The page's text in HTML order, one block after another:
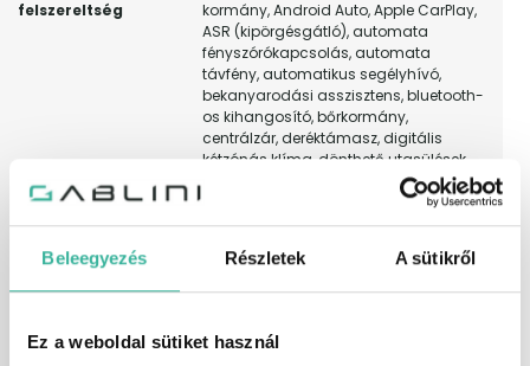
Beleegyezés Részletek A sütikről
Ez a weboldal sütiket használ
felszereltség
kormány, Android Auto, Apple CarPlay,
ASR (kipörgésgátló), automata
fényszórókapcsolás, automata
távfény, automatikus segélyhívó,
bekanyarodási asszisztens, bluetooth-
os kihangosító, bőrkormány,
centrálzár, deréktámasz, digitális
kétzónás klíma, dönthető utasülések,
EBD/EBV (elektronikus fékerő-elosztó),
elektromos ablak elöl, elektromos ablak
hátul, elektromos tükör, elektromosan
rögzítőfék, érintőkijelző, esőszenzor, ESP
(menetstabilizátor), fáradtságérzékelő,
magasságállítás, függönylégzsák,
fűthető első ülés, fűthető kormány,